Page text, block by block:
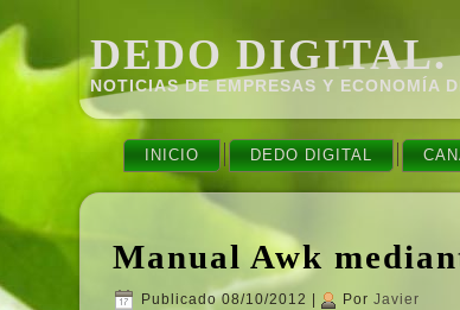
DEDO DIGITAL.
NOTICIAS DE EMPRESAS Y ECONOMÍ­A
INICIO DEDO DIGITAL
Manual Awk
Publicado 08/10/2012 Por Javier